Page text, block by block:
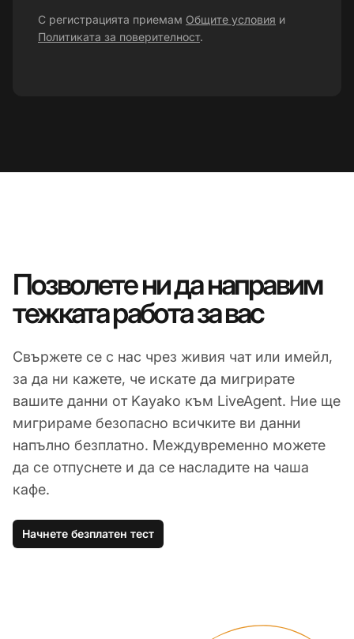
С регистрацията приемам Общите условия и
Политиката за поверителност.
Позволете ни да направим
тежката работа за вас
Свържете се с нас чрез живия чат или имейл,
за да ни кажете, че искате да мигрирате
вашите данни от Kayako към LiveAgent. Ние ще
мигрираме безопасно всичките ви данни
напълно безплатно. Междувременно можете
да се отпуснете и да се насладите на чаша
кафе.
Начнете безплатен тест